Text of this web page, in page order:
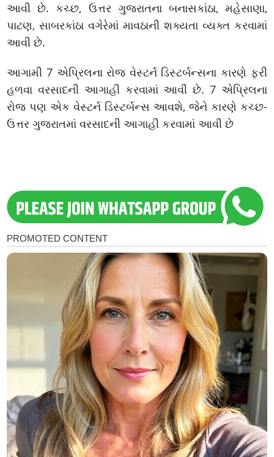
આવી છે. કચ્છ, ઉત્તર ગુજરાતના બનાસકાંઠા, મહેસાણા,
પાટણ, સાબરકાંઠા વગેરેમાં માવઠાની શક્યતા વ્યક્ત કરવામાં
આવી છે.
આગામી 7 એપ્રિલના રોજ વેસ્ટર્ન ડિસ્ટર્બન્સના કારણે ફરી
હળવા વરસાદની આગાહી કરવામાં આવી છે. 7 એપ્રિલના
રોજ પણ એક વેસ્ટર્ન ડિસ્ટર્બન્સ આવશે, જેને કારણે કચ્છ-
ઉત્તર ગુજરાતમાં વરસાદની આગાહી કરવામાં આવી છે